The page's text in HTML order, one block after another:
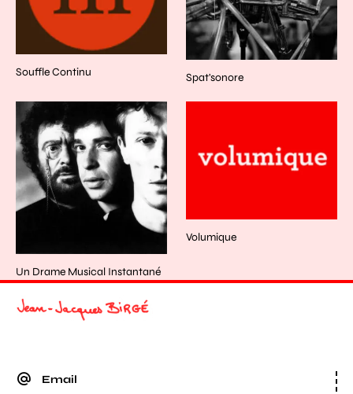
Souffle Continu Spat'sonore
Un Drame Musical Instantané
Volumique
Email